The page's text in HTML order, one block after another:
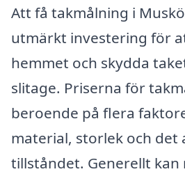
Att få takmålning i
utmärkt investering för
hemmet och skydda
slitage. Priserna för
beroende på flera
material, storlek och det
tillståndet. Generellt kan